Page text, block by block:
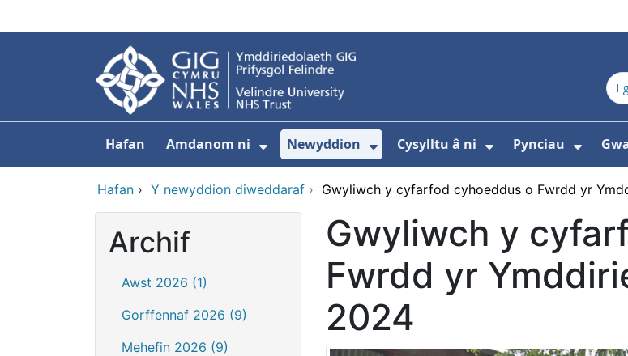
Hafan Amdanom ni
Dangos isddewislen ar gyfer Amdanom ni
Newyddion
Dangos isddewislen ar gyfer
Cysylltu â ni Pynciau
Hafan › Y newyddion diweddaraf › Gwyliwch y cyfarfod cyhoeddus o Fwrdd yr
Archif
Awst 2026 (1)
Gorffennaf 2026 (9)
Mehefin 2026 (9)
Gwyliwch y
Fwrdd yr
2024